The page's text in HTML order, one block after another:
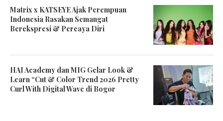
Matrix x KATSEYE Ajak Perempuan
Indonesia Rasakan Semangat
Berekspresi & Percaya Diri
HAI Academy dan MIG Gelar Look &
Learn “Cut & Color Trend 2026 Pretty
Curl With Digital Wave di Bogor